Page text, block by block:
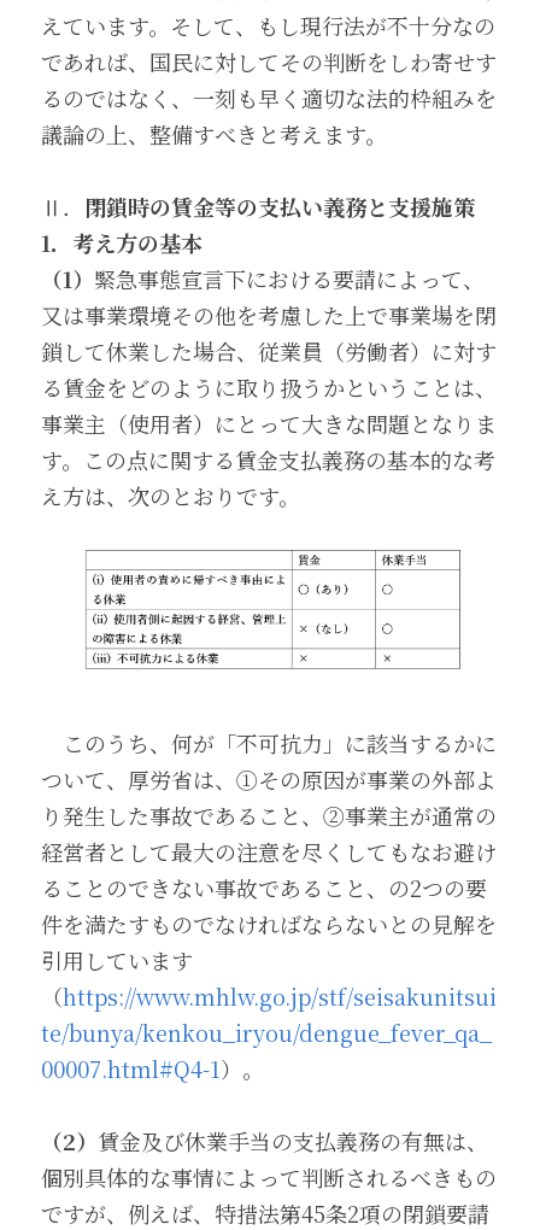
えています。そして、もし現行法が不十分なの
であれば、国民に対してその判断をしわ寄せす
るのではなく、一刻も早く適切な法的枠組みを
議論の上、整備すべきと考えます。
Ⅱ． 閉鎖時の賃金等の支払い義務と支援施策
1．考え方の基本
（1） 緊急事態宣言下における要請によって、
又は事業環境その他を考慮した上で事業場を閉
鎖して休業した場合、従業員（労働者）に対す
る賃金をどのように取り扱うかということは、
事業主（使用者）にとって大きな問題となりま
す。この点に関する賃金支払義務の基本的な考
え方は、次のとおりです。
このうち、何が「不可抗力」に該当するかに
ついて、厚労省は、①その原因が事業の外部よ
り発生した事故であること、②事業主が通常の
経営者として最大の注意を尽くしてもなお避け
ることのできない事故であること、の2つの要
件を満たすものでなければならないとの見解を
引用しています
（https://www.mhlw.go.jp/stf/seisakunitsui
te/bunya/kenkou_iryou/dengue_fever_qa_
00007.html#Q4-1）。
（2） 賃金及び休業手当の支払義務の有無は、
個別具体的な事情によって判断されるべきもの
ですが、例えば、特措法第45条2項の閉鎖要請